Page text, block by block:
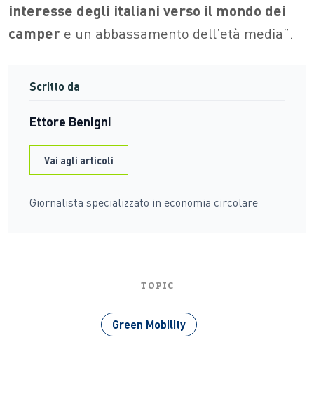
interesse degli italiani verso il mondo dei
camper e un abbassamento dell’età media”.
Scritto da
Ettore Benigni
Vai agli articoli
Giornalista specializzato in economia circolare
TOPIC
Green Mobility